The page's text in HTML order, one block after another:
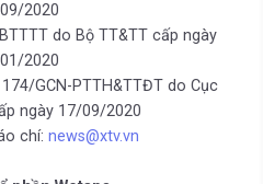
2020
do Bộ TT&TT cấp ngày
2020
GCN-PTTH&TTĐT do Cục
ngày 17/09/2020
chí: news@xtv.vn